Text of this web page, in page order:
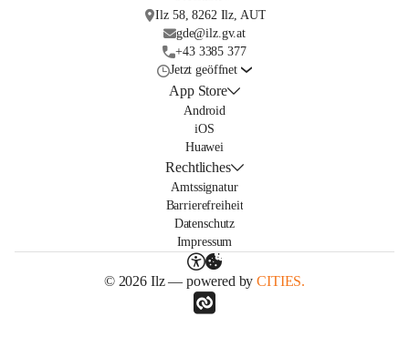
Ilz 58, 8262 Ilz, AUT
gde@ilz.gv.at
+43 3385 377
Jetzt geöffnet
App Store
Android
iOS
Huawei
Rechtliches
Amtssignatur
Barrierefreiheit
Datenschutz
Impressum
© 2026 Ilz — powered byCITIES.